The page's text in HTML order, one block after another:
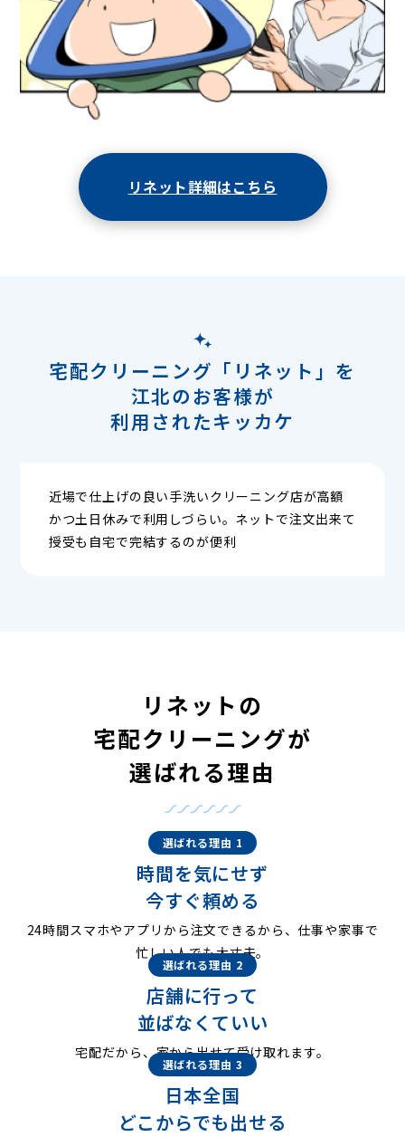
リネット詳細はこちら
宅配クリーニング「リネット」を
江北のお客様が
利用されたキッカケ
近場で仕上げの良い手洗いクリーニング店が高額
かつ土日休みで利用しづらい。ネットで注文出来て
授受も自宅で完結するのが便利
リネットの
宅配クリーニングが
選ばれる理由
選ばれる理由 1
時間を気にせず
今すぐ頼める
24時間スマホやアプリから注文できるから、仕事や家事で
忙しい人でも大丈夫。
選ばれる理由 2
店舗に行って
並ばなくていい
宅配だから、家から出せて受け取れます。
選ばれる理由 3
日本全国
どこからでも出せる